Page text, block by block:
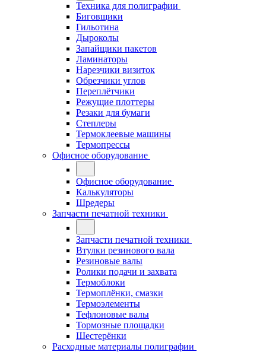
Техника для полиграфии
Биговщики
Гильотина
Дыроколы
Запайщики пакетов
Ламинаторы
Нарезчики визиток
Обрезчики углов
Переплётчики
Режущие плоттеры
Резаки для бумаги
Степлеры
Термоклеевые машины
Термопрессы
Офисное оборудование
Офисное оборудование
Калькуляторы
Шредеры
Запчасти печатной техники
Запчасти печатной техники
Втулки резинового вала
Резиновые валы
Ролики подачи и захвата
Термоблоки
Термоплёнки, смазки
Термоэлементы
Тефлоновые валы
Тормозные площадки
Шестерёнки
Расходные материалы полиграфии